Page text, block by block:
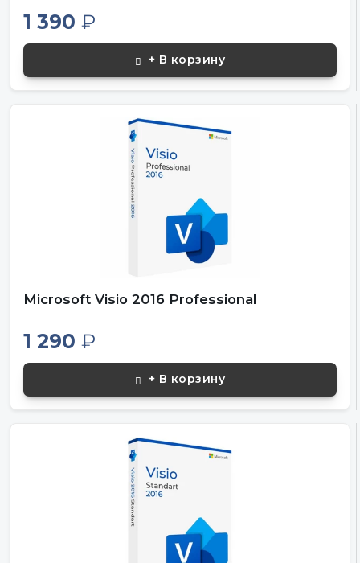
1 390 ₽
+ В корзину
Microsoft Visio 2016 Professional
1 290 ₽
+ В корзину